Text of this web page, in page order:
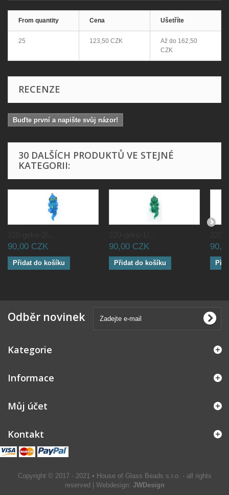
From quantity Cena Ušetříte
25 123,50 CZK Až do 162,50
CZK
RECENZE
Buďte první a napište svůj názor!
30 DALŠÍCH PRODUKTŮ VE STEJNÉ
KATEGORII:
90,00 CZK
Přidat do košíku
90,00 CZK
Přidat do košíku
Odběr novinek
Kategorie
Informace
Můj účet
Kontakt
Copyright © 2017 - 2021 • House of Glass Beads s.r.o. - all rights
reserved | Webdesign: JWDesign